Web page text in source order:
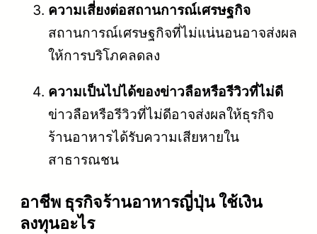
ความเสี่ยงต่อสถานการณ์เศรษฐกิจ
สถานการณ์เศรษฐกิจที่ไม่แน่นอนอาจส่งผล
ให้การบริโภคลดลง
ความเป็นไปได้ของข่าวลือหรือรีวิวที่ไม่ดี
ข่าวลือหรือรีวิวที่ไม่ดีอาจส่งผลให้ธุรกิจ
ร้านอาหารได้รับความเสียหายใน
สาธารณชน
อาชีพ ธุรกิจร้านอาหารญี่ปุ่น ใช้เงิน
ลงทุนอะไร